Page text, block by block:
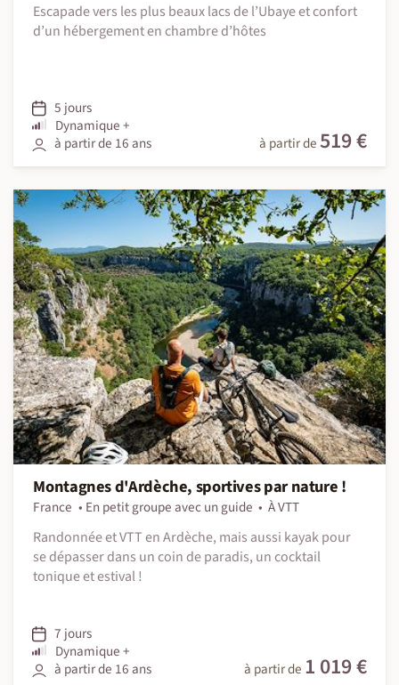
Escapade vers les plus beaux lacs de l’Ubaye et confort
d’un hébergement en chambre d’hôtes
5 jours
Dynamique +
à partir de 16 ans
à partir de 519 €
Montagnes d'Ardèche, sportives par nature !
France En petit groupe avec un guide
À VTT
Randonnée et VTT en Ardèche, mais aussi kayak pour
se dépasser dans un coin de paradis, un cocktail
tonique et estival !
7 jours
Dynamique +
à partir de 16 ans
à partir de 1 019 €